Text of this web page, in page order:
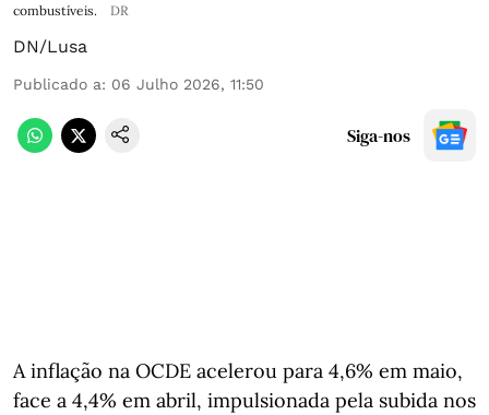
combustíveis.
DR
DN/Lusa
Publicado a: 06 Julho 2026, 11:50
Siga-nos
A inflação na OCDE acelerou para 4,6% em maio,
face a 4,4% em abril, impulsionada pela subida nos